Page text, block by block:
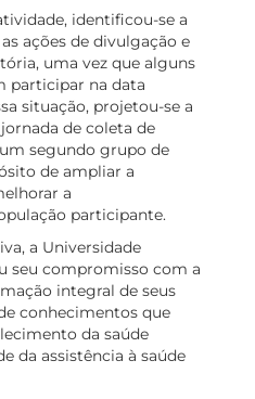
identificou-se a
ações de divulgação e
uma vez que alguns
participar na data
situação, projetou-se a
de coleta de
segundo grupo de
de ampliar a
a
participante.
a Universidade
seu compromisso com a
integral de seus
conhecimentos que
da saúde
da assistência à saúde